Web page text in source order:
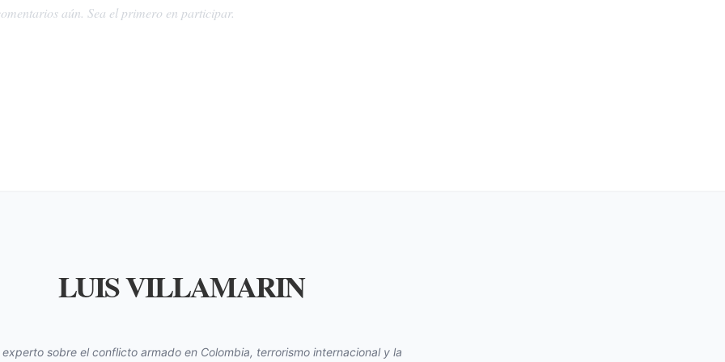
aún. Sea el primero en participar.
LUIS VILLAMARIN
experto sobre el conflicto armado en Colombia, terrorismo internacional y la